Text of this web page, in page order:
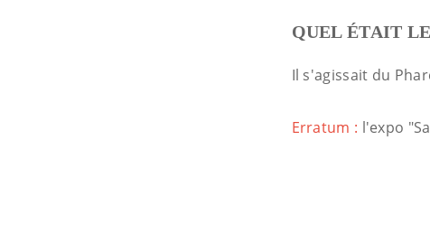
QUEL ÉTAIT
Il s'agissait du
Erratum : l'expo